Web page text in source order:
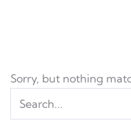
Sorry, but nothing